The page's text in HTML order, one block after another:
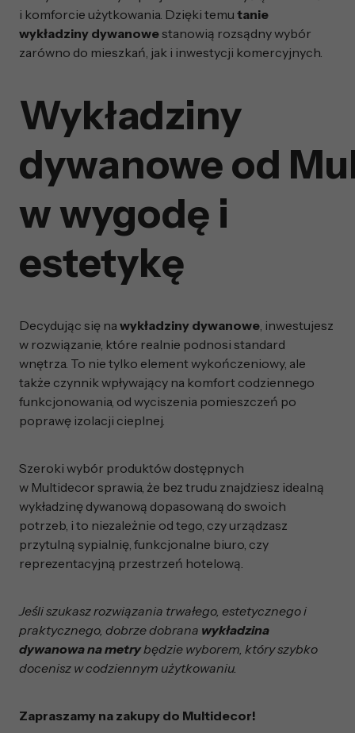
i komforcie użytkowania. Dzięki temu tanie
wykładziny dywanowestanowią rozsądny wybór
zarówno do mieszkań, jak i inwestycji komercyjnych.
Wykładziny
dywanowe od
w wygodę i
estetykę
Decydując się na wykładziny dywanowe , inwestujesz
w rozwiązanie, które realnie podnosi standard
wnętrza. To nie tylko element wykończeniowy, ale
także czynnik wpływający na komfort codziennego
funkcjonowania, od wyciszenia pomieszczeń po
poprawę izolacji cieplnej.
Szeroki wybór produktów dostępnych
w Multidecor sprawia, że bez trudu znajdziesz idealną
wykładzinę dywanową dopasowaną do swoich
potrzeb, i to niezależnie od tego, czy urządzasz
przytulną sypialnię, funkcjonalne biuro, czy
reprezentacyjną przestrzeń hotelową.
Jeśli szukasz rozwiązania trwałego, estetycznego i
praktycznego, dobrze dobrana wykładzina
dywanowa na metrybędzie wyborem, który szybko
docenisz w codziennym użytkowaniu.
Zapraszamy na zakupy do Multidecor!